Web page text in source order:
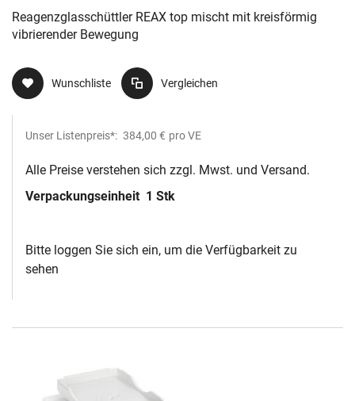
Reagenzglasschüttler REAX top mischt mit kreisförmig
vibrierender Bewegung
Wunschliste Vergleichen
Unser Listenpreis*: 384,00 € pro VE
Alle Preise verstehen sich zzgl. Mwst. und Versand.
Verpackungseinheit 1 Stk
Bitte loggen Sie sich ein, um die Verfügbarkeit zu
sehen